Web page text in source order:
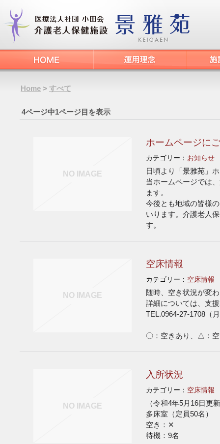
Home > すべて
4ページ中1ページ目を表示
NO IMAGE
ホームページに
カテゴリー： お知らせ
日頃より「景雅苑」
当ホームページでは
ます。
今後とも地域の皆様
いります。介護老人
す。
NO IMAGE
空床情報
カテゴリー： 空床情報
随時、空き状況が変
詳細については、支
TEL.0964-27-1708（
〇：空きあり、△：
NO IMAGE
入所状況
カテゴリー： 空床情報
（令和4年5月16日更
多床室（定員50名）
空き：✕
待機：9名